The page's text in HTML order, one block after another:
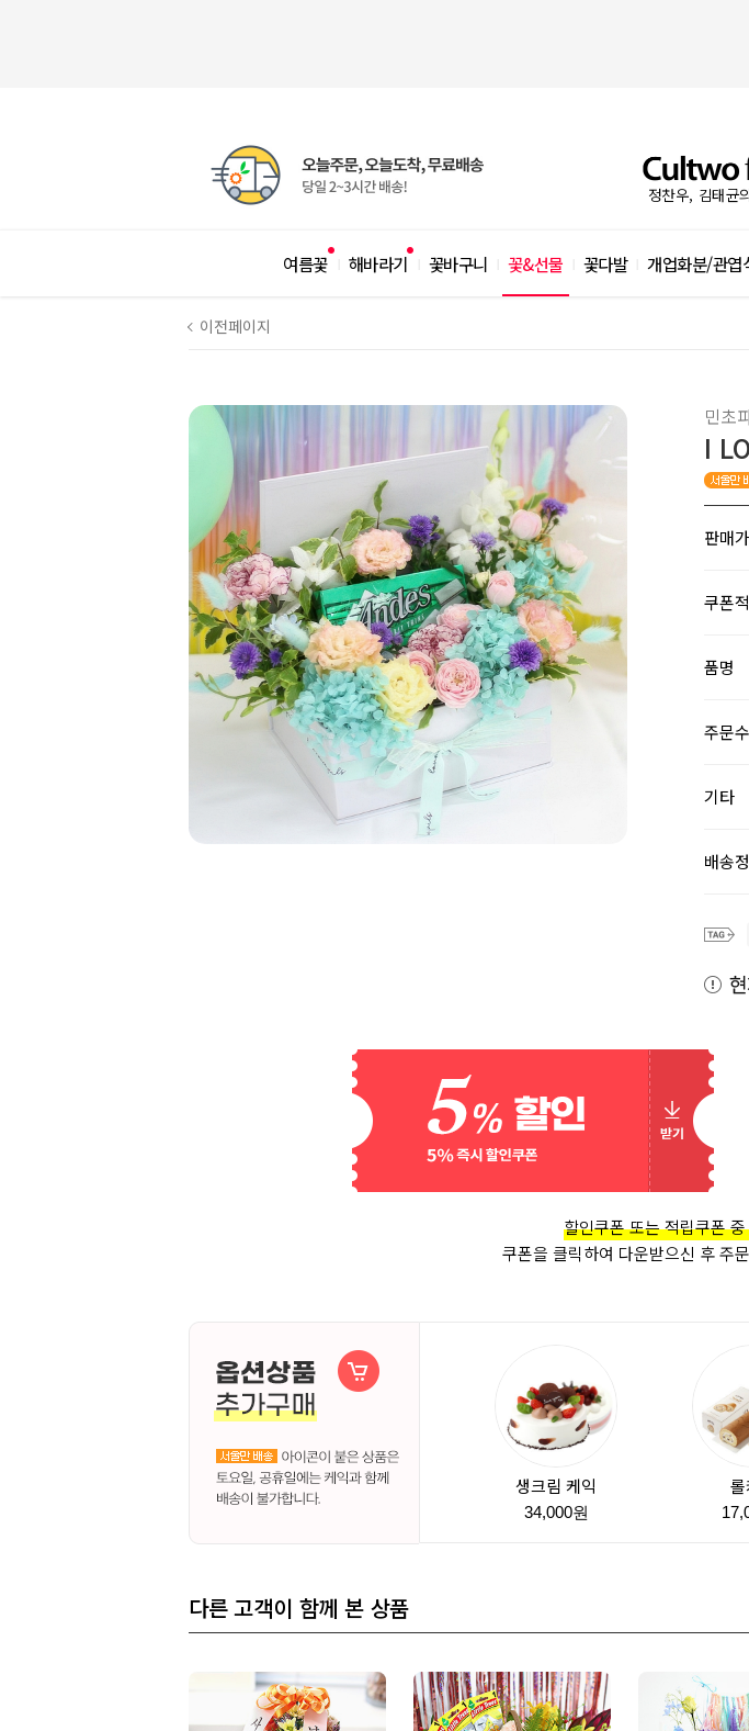
정찬우, 김태균
여름꽃 해바라기 꽃바구니 꽃&선물 꽃다발 개업화분/관엽
이전페이지
민초
I
판매가
쿠폰
품명
주문
기타
배송
할인쿠폰 또는 적립쿠폰 중
쿠폰을 클릭하여 다운받으신 후 주
생크림 케익
34,000원
롤
다른 고객이 함께 본 상품